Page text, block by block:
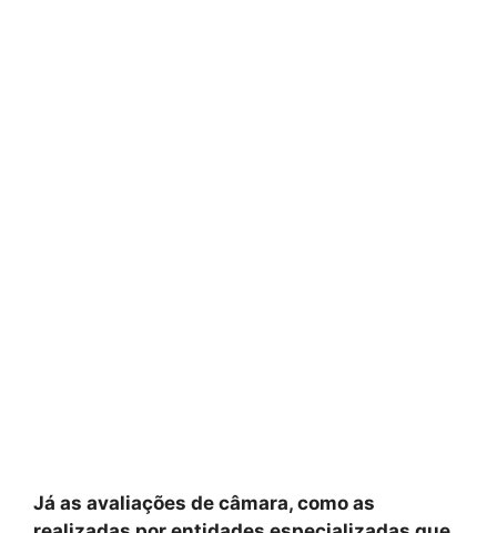
Já as avaliações de câmara, como as